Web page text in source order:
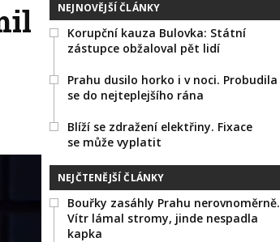
NEJNOVĚJŠÍ ČLÁNKY
Korupční kauza Bulovka: Státní
zástupce obžaloval pět lidí
Prahu dusilo horko i v noci. Probudila
se do nejteplejšího rána
Blíží se zdražení elektřiny. Fixace
se může vyplatit
NEJČTENĚJŠÍ ČLÁNKY
Bouřky zasáhly Prahu nerovnoměrně.
Vítr lámal stromy, jinde nespadla
kapka